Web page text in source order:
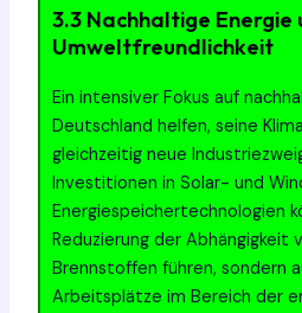
3.3 Nachhaltige Energie
Umweltfreundlichkeit
Ein intensiver Fokus auf
Deutschland helfen, seine
gleichzeitig neue
Investitionen in Solar- und
Energiespeichertechnologien
Reduzierung der Abhängigkeit
Brennstoffen führen, sondern
Arbeitsplätze im Bereich der